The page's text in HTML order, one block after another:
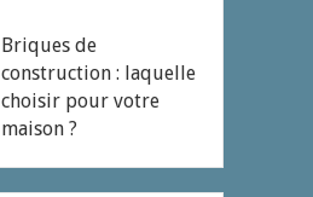
Briques de
construction : laquelle
choisir pour votre
maison ?